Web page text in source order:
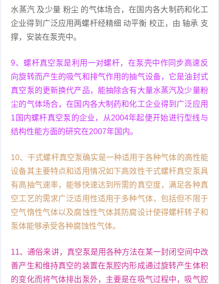
水蒸汽 及少量 粉尘 的气体场合，在国内各大制药和化工
企业得到广泛应用两螺杆经精细 动平衡 校正，由 轴承 支
撑，安装在泵壳中。
9、螺杆真空泵是利用一对螺杆，在泵壳中作同步高速反
向旋转而产生的吸气和排气作用的抽气设备，它是油封式
真空泵的更新换代产品，能抽除含有大量水蒸汽及少量粉
尘的气体场合，在国内各大制药和化工企业得到广泛应用
1国内螺杆真空泵的企业，从2004年起便开始进行型线与
结构性能方面的研究在2007年国内。
10、干式螺杆真空泵确实是一种适用于各种气体的高性能
设备其主要特点和适用情况如下高效性干式螺杆真空泵具
有高抽气速率，能够快速达到所需的真空度，满足各种真
空工艺的需求广泛适用性适用于多种气体，包括但不限于
空气惰性气体以及腐蚀性气体其防腐设计使得螺杆转子和
泵体能够承受各种腐蚀性气体。
11、通俗来讲，真空泵是用各种方法在某一封闭空间中改
善产生和维持真空的装置在泵腔内形成通过旋转产生体积
的变化而将气体排出泵外，主要是在吸气过程中，吸气腔